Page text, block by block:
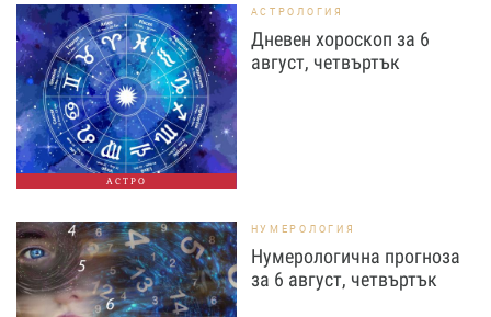
АСТРО
АСТРОЛОГИЯ
Дневен хороскоп за 6
август, четвъртък
НУМЕРОЛОГИЯ
Нумерологична прогноза
за 6 август, четвъртък